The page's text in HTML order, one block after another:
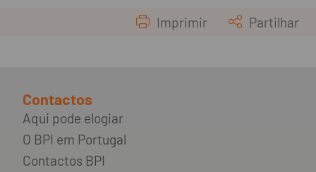
Imprimir Partilhar
Contactos
Aqui pode elogiar
O BPI em Portugal
Contactos BPI